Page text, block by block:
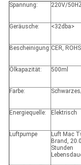
Spannung: 220V/
Geräusche: <32dba>
Bescheinigung: CER, ROHS
Ölkapazität: 500ml
Farbe:
Energiequelle: Elektrisch
Luftpumpe
Luft Mac
Brand,
Stunden